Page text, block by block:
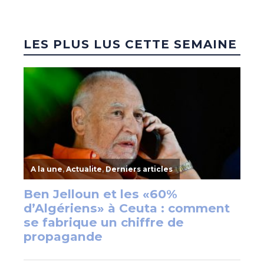
LES PLUS LUS CETTE SEMAINE